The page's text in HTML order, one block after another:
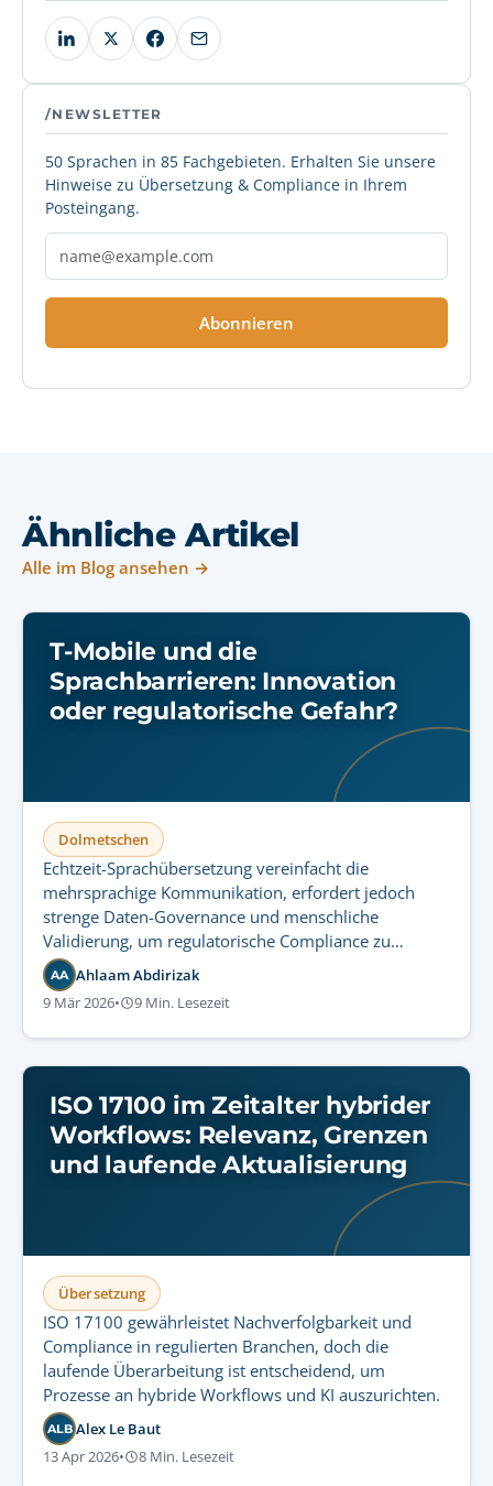
/NEWSLETTER
50 Sprachen in 85 Fachgebieten. Erhalten Sie unsere
Hinweise zu Übersetzung & Compliance in Ihrem
Posteingang.
Abonnieren
Ähnliche Artikel
Alle im Blog ansehen →
T-Mobile und die
Sprachbarrieren: Innovation
oder regulatorische Gefahr?
Dolmetschen
Echtzeit-Sprachübersetzung vereinfacht die
mehrsprachige Kommunikation, erfordert jedoch
strenge Daten-Governance und menschliche
Validierung, um regulatorische Compliance zu
gewährleisten und sensible Audiodaten zu schützen.
AA Ahlaam Abdirizak
9 Mär 2026• 9 Min. Lesezeit
ISO 17100 im Zeitalter hybrider
Workflows: Relevanz, Grenzen
und laufende Aktualisierung
Übersetzung
ISO 17100 gewährleistet Nachverfolgbarkeit und
Compliance in regulierten Branchen, doch die
laufende Überarbeitung ist entscheidend, um
Prozesse an hybride Workflows und KI auszurichten.
ALB Alex Le Baut
13 Apr 2026• 8 Min. Lesezeit